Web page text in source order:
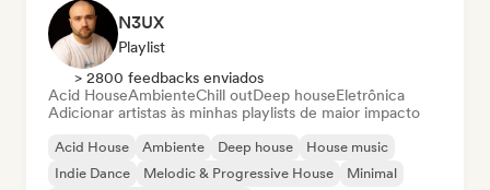
N3UX
Playlist
> 2800 feedbacks enviados
Acid HouseAmbienteChill outDeep houseEletrônica
Adicionar artistas às minhas playlists de maior impacto
Acid House Ambiente Deep house
House music
Indie Dance
Melodic & Progressive House
Minimal